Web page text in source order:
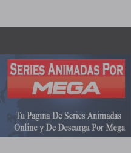
Series
Animadas
–
Por
Mega